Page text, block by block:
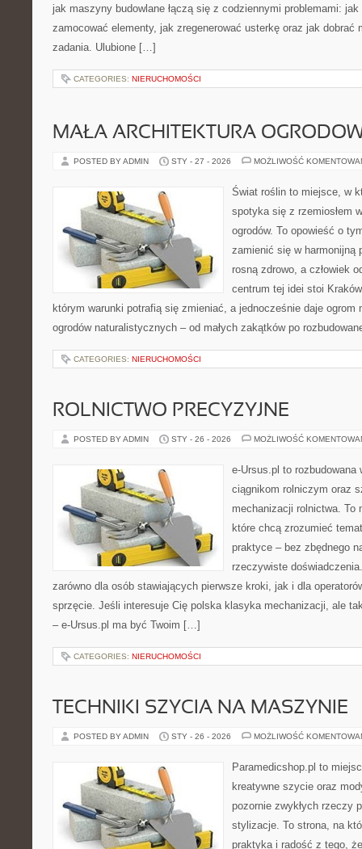
jak maszyny budowlane łączą się z codziennymi problemami:
zamocować elementy, jak zregenerować usterkę oraz jak dobrać
zadania. Ulubione […]
CATEGORIES: NIERUCHOMOŚCI
MAŁA ARCHITEKTURA
POSTED BY ADMIN STY - 27 - 2026 MOŻLIWOŚĆ
Świat roślin to miejsce, w
spotyka się z rzemiosłem
ogrodów. To opowieść o
zamienić się w harmonijną
rosną zdrowo, a człowiek
centrum tej idei stoi
którym warunki potrafią się zmieniać, a jednocześnie daje ogrom
ogrodów naturalistycznych – od małych zakątków po
CATEGORIES: NIERUCHOMOŚCI
ROLNICTWO PRECYZYJNE
POSTED BY ADMIN STY - 26 - 2026 MOŻLIWOŚĆ
e-Ursus.pl to rozbudowana
ciągnikom rolniczym oraz
mechanizacji rolnictwa. To
które chcą zrozumieć
praktyce – bez zbędnego
rzeczywiste
zarówno dla osób stawiających pierwsze kroki, jak i dla
sprzęcie. Jeśli interesuje Cię polska klasyka mechanizacji, ale
– e-Ursus.pl ma być Twoim […]
CATEGORIES: NIERUCHOMOŚCI
TECHNIKI SZYCIA NA MASZYNIE
POSTED BY ADMIN STY - 26 - 2026 MOŻLIWOŚĆ
Paramedicshop.pl to
kreatywne szycie oraz
pozornie zwykłych rzeczy
stylizacje. To strona, na
praktyka i radość z tego,